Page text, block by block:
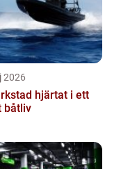
2026
hjärtat i ett
båtliv